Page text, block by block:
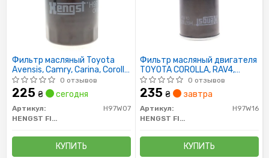
Фильтр масляный Toyota
Avensis, Camry, Carina, Corolla,
Yaris 1.0/1.3/1.5/1.6 16V
03-/Geely CK,MK
0 отзывов
225 ₴ сегодня
Артикул:
H97W07
HENGST FILTER
КУПИТЬ
Фильтр масляный двигателя
TOYOTA COROLLA, RAV4,
AVENSIS 00- (пр-во HENGST)
0 отзывов
235 ₴ завтра
Артикул:
H97W16
HENGST FILTER
КУПИТЬ